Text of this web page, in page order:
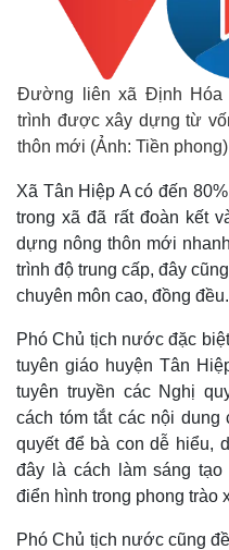
Đường liên xã Định Hóa
trình được xây dựng từ
thôn mới (Ảnh: Tiền phong)
Xã Tân Hiệp A có đến
trong xã đã rất đoàn kết
dựng nông thôn mới
trình độ trung cấp, đây
chuyên môn cao, đồng đều.
Phó Chủ tịch nước đặc
tuyên giáo huyện Tân
tuyên truyền các Nghị
cách tóm tắt các nội dung
quyết để bà con dễ hiểu,
đây là cách làm sáng
điển hình trong phong trào
Phó Chủ tịch nước cũng